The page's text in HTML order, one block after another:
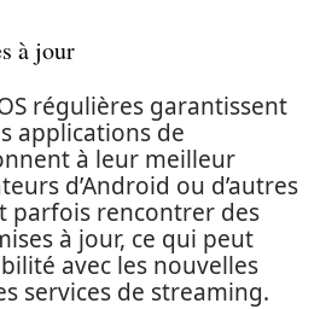
à jour
régulières garantissent
applications de
à leur meilleur
d’Android ou d’autres
parfois rencontrer des
à jour, ce qui peut
avec les nouvelles
services de streaming.